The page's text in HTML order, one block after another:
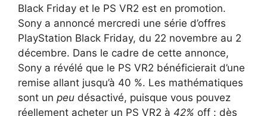
Black Friday et le PS VR2 est en promotion.
Sony a annoncé mercredi une série d’offres
PlayStation Black Friday, du 22 novembre au 2
décembre. Dans le cadre de cette annonce,
Sony a révélé que le PS VR2 bénéficierait d’une
remise allant jusqu’à 40 %. Les mathématiques
sont un peu désactivé, puisque vous pouvez
réellement acheter un PS VR2 à 42% off : dès